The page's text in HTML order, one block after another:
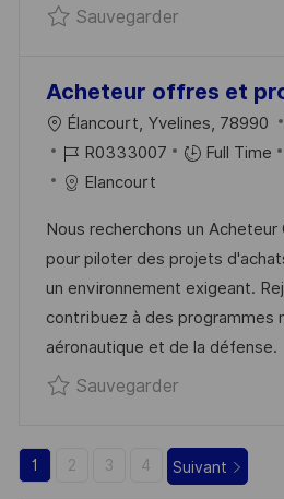
N C
G
E
S
T
E
Sauvegarder
Acheteur offres et
L
O
C
L
I
S
A
T
N
Élancourt, Yvelines, 78990
R
É
É
R
E
N
C
E
P
R0333007 Full Time
Elancourt
Nous recherchons un
pour piloter des projets
un environnement exigeant.
contribuez à des programmes
aéronautique et de la défense.
Sauvegarder
1 2 3 4 Suivant